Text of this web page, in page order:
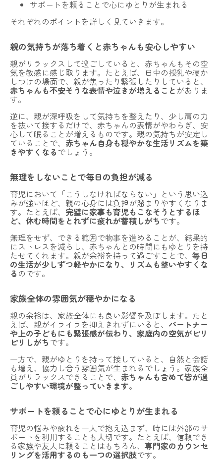
サポートを頼ることで心にゆとりが生まれる
それぞれのポイントを詳しく見ていきます。
親の気持ちが落ち着くと赤ちゃんも安心しやすい
親がリラックスして過ごしていると、赤ちゃんもその空
気を敏感に感じ取ります。たとえば、日中の授乳や寝か
しつけの場面で、親が焦ったり緊張したりしていると、
赤ちゃんも不安そうな表情や泣きが増えること がありま
す。
逆に、親が深呼吸をして気持ちを整えたり、少し肩の力
を抜いて接するだけで、赤ちゃんの表情がやわらぎ、安
心して眠ることが増えるものです。親の気持ちが安定し
ていることで、 赤ちゃん自身も穏やかな生活リズムを築
きやすくなる でしょう。
無理をしないことで毎日の負担が減る
育児において「こうしなければならない」という思い込
みが強いほど、親の心身には負担が溜まりやすくなりま
す。たとえば、 完璧に家事も育児もこなそうとするほ
ど、休む時間をとれずに疲れが蓄積しがち です。
無理をせず、できる範囲で物事を進めることが、結果的
にストレスを減らし、赤ちゃんとの時間にもゆとりを持
たせてくれます。親が余裕を持って過ごすことで、 毎日
の生活が少しずつ軽やかになり、リズムも整いやすくな
る のです。
家族全体の雰囲気が穏やかになる
親の余裕は、家族全体にも良い影響を及ぼします。たと
えば、親がイライラを抑えきれずにいると、 パートナー
や上の子どもにも緊張感が伝わり、家庭内の空気がピリ
ピリしがち です。
一方で、親がゆとりを持って接していると、自然と会話
も増え、協力し合う雰囲気が生まれるでしょう。家族全
員がリラックスできることで、 赤ちゃんも含めて皆が過
ごしやすい環境が整っていきます。
サポートを頼ることで心にゆとりが生まれる
育児の悩みや疲れを一人で抱え込まず、時には外部のサ
ポートを利用することも大切です。たとえば、信頼でき
る家族や友人に頼ることはもちろん、 専門家のカウンセ
リングを活用するのも一つの選択肢です。